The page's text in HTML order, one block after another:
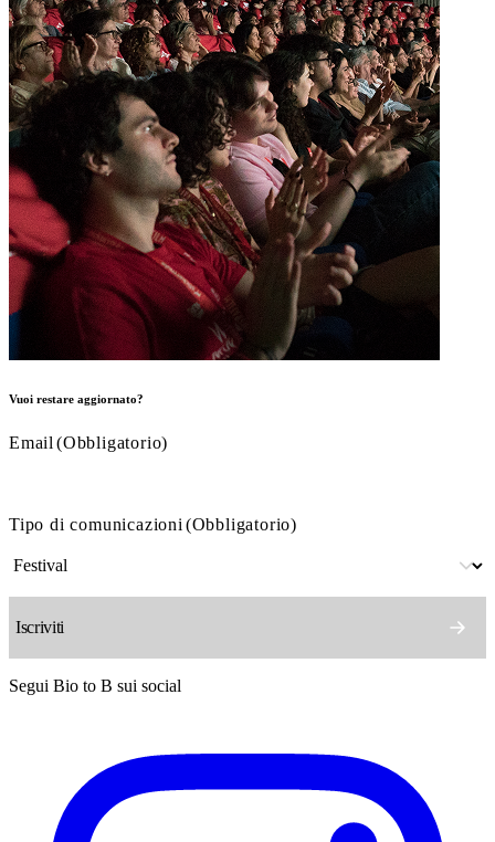
Vuoi restare aggiornato?
Email (Obbligatorio)
Tipo di comunicazioni (Obbligatorio)
Segui Bio to B sui social